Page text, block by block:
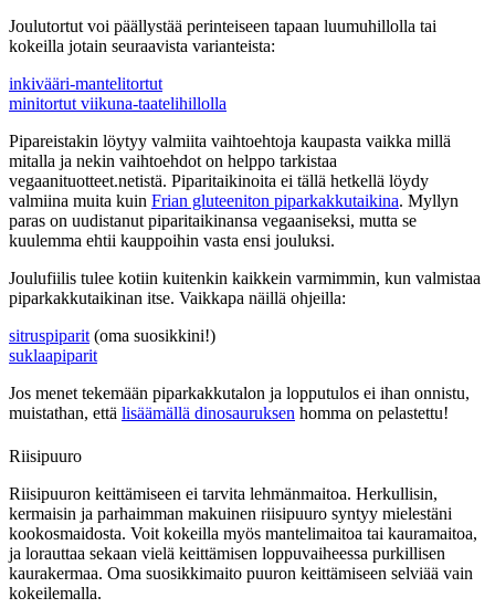
Joulutortut voi päällystää perinteiseen tapaan luumuhillolla tai
kokeilla jotain seuraavista varianteista:
inkivääri-mantelitortut
minitortut viikuna-taatelihillolla
Pipareistakin löytyy valmiita vaihtoehtoja kaupasta vaikka millä
mitalla ja nekin vaihtoehdot on helppo tarkistaa
vegaanituotteet.netistä. Piparitaikinoita ei tällä hetkellä löydy
valmiina muita kuin Frian gluteeniton piparkakkutaikina. Myllyn
paras on uudistanut piparitaikinansa vegaaniseksi, mutta se
kuulemma ehtii kauppoihin vasta ensi jouluksi.
Joulufiilis tulee kotiin kuitenkin kaikkein varmimmin, kun valmistaa
piparkakkutaikinan itse. Vaikkapa näillä ohjeilla:
sitruspiparit (oma suosikkini!)
suklaapiparit
Jos menet tekemään piparkakkutalon ja lopputulos ei ihan onnistu,
muistathan, että lisäämällä dinosauruksen homma on pelastettu!
Riisipuuro
Riisipuuron keittämiseen ei tarvita lehmänmaitoa. Herkullisin,
kermaisin ja parhaimman makuinen riisipuuro syntyy mielestäni
kookosmaidosta. Voit kokeilla myös mantelimaitoa tai kauramaitoa,
ja lorauttaa sekaan vielä keittämisen loppuvaiheessa purkillisen
kaurakermaa. Oma suosikkimaito puuron keittämiseen selviää vain
kokeilemalla.